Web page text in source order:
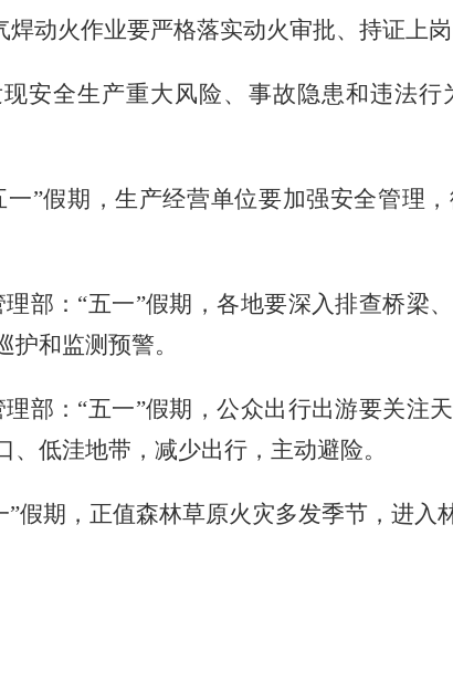
动火作业要严格落实动火审批、持证上岗
安全生产重大风险、事故隐患和违法
”假期，生产经营单位要加强安全管理
部：“五一”假期，各地要深入排查桥梁
和监测预警。
部：“五一”假期，公众出行出游要关注
低洼地带，减少出行，主动避险。
”假期，正值森林草原火灾多发季节，进